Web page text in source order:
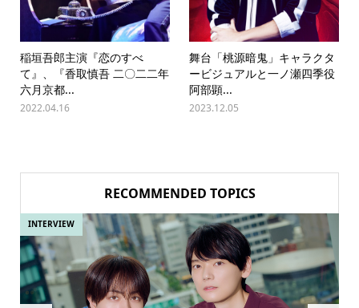
稲垣吾郎主演『恋のすべ
て』、『香取慎吾 二〇二二年
六月京都...
2022.04.16
舞台「桃源暗鬼」キャラクタ
ービジュアルと一ノ瀬四季役
阿部顕...
2023.12.05
RECOMMENDED TOPICS
INTERVIEW